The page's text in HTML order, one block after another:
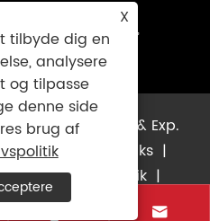
Jiangbei District,
Kina
Genuinsky Imp. & Exp.
forbeholdes.
Links |
|Privatlivspolitik |

X
tilbyde dig en
analysere
og tilpasse
denne side
brug af